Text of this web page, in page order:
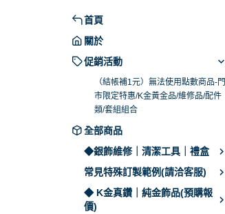
圖
牌
並
兵
植
美
動
首頁
關於
促銷活動
（結帳補1元）無法使用點數商品-門
市限定特惠/K金黃金品/維修品/配件
類/套組組合
全部商品
◆銀飾維修｜清潔工具｜禮盒
常見特殊訂製範例(請洽客服)
◆ K金真鑽｜純金飾品(預購報
價)